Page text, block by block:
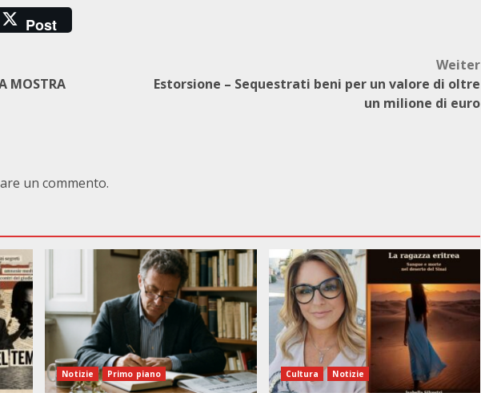
Post
MOSTRA
Weiter
Estorsione – Sequestrati beni per un valore di oltre
un milione di euro
un commento.
Notizie Primo piano Cultura Notizie